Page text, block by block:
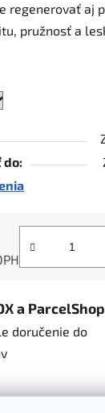
regenerovať aj
pružnosť a
do:
a ParcelShop
doručenie do